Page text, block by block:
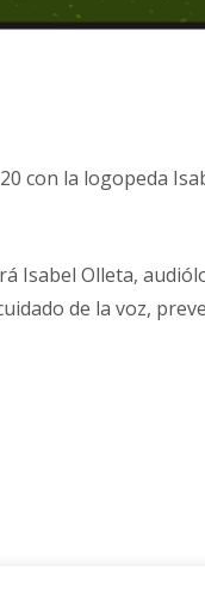
con la logopeda
Isabel Olleta,
de la voz,